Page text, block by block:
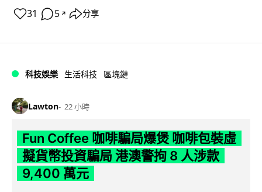
31 5 ↗ 分享
科技娛樂 生活科技 區塊鏈
Lawton 22 小時
Fun Coffee 咖啡騙局爆煲 咖啡包裝虛
擬貨幣投資騙局 港澳警拘 8 人涉款
9,400 萬元